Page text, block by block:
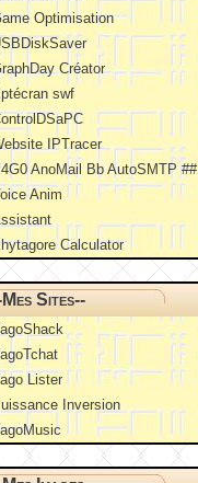
Optimisation
Créator
swf
IPTracer
AnoMail Bb AutoSMTP ##
Anim
Calculator
Sites--
Lister
Inversion